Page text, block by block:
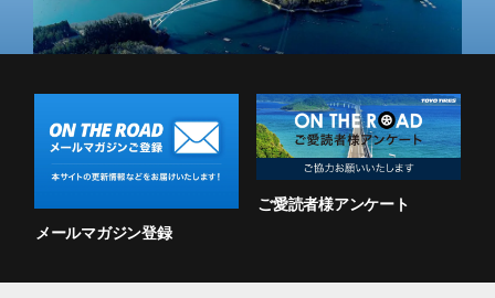
メールマガジン登録
ご愛読者様アンケート